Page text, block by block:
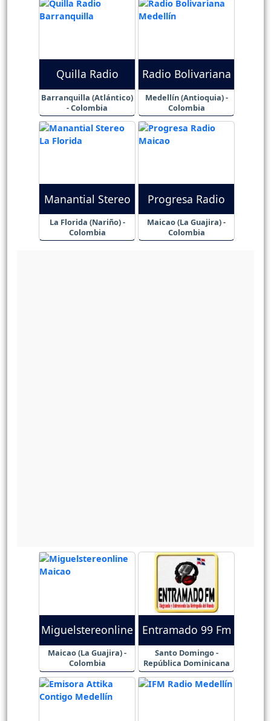
Quilla Radio
Barranquilla (Atlántico)
- Colombia
Radio Bolivariana
Medellín (Antioquia) -
Colombia
Manantial Stereo
La Florida (Nariño) -
Colombia
Progresa Radio
Maicao (La Guajira) -
Colombia
Miguelstereonline
Maicao (La Guajira) -
Colombia
Entramado 99 Fm
Santo Domingo -
República Dominicana